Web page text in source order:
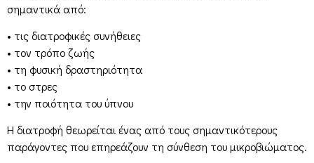
σημαντικά από:
• τις διατροφικές συνήθειες
• τον τρόπο ζωής
• τη φυσική δραστηριότητα
• το στρες
• την ποιότητα του ύπνου
Η διατροφή θεωρείται ένας από τους σημαντικότερους
παράγοντες που επηρεάζουν τη σύνθεση του μικροβιώματος.